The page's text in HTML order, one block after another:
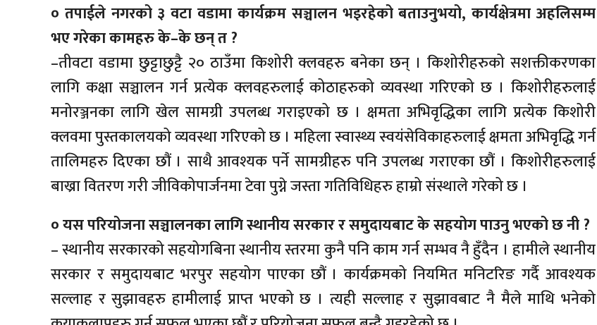
० तपाईले नगरको ३ वटा वडामा कार्यक्रम सञ्चालन भइरहेको बताउनुभयो, कार्यक्षेत्रमा अहलिसम्म
भए गरेका कामहरु के–के छन् त ?
–तीवटा वडामा छुट्टाछुट्टै २० ठाउँमा किशोरी क्लवहरु बनेका छन् । किशोरीहरुको सशक्तीकरणका
लागि कक्षा सञ्चालन गर्न प्रत्येक क्लवहरुलाई कोठाहरुको व्यवस्था गरिएको छ । किशोरीहरुलाई
मनोरञ्जनका लागि खेल सामग्री उपलब्ध गराइएको छ । क्षमता अभिवृद्धिका लागि प्रत्येक किशोरी
क्लवमा पुस्तकालयको व्यवस्था गरिएको छ । महिला स्वास्थ्य स्वयंसेविकाहरुलाई क्षमता अभिवृद्धि गर्न
तालिमहरु दिएका छौं । साथै आवश्यक पर्ने सामग्रीहरु पनि उपलब्ध गराएका छौं । किशोरीहरुलाई
बाख्रा वितरण गरी जीविकोपार्जनमा टेवा पुग्ने जस्ता गतिविधिहरु हाम्रो संस्थाले गरेको छ ।
० यस परियोजना सञ्चालनका लागि स्थानीय सरकार र समुदायबाट के सहयोग पाउनु भएको छ नी ?
– स्थानीय सरकारको सहयोगबिना स्थानीय स्तरमा कुनै पनि काम गर्न सम्भव नै हुँदैन । हामीले स्थानीय
सरकार र समुदायबाट भरपुर सहयोग पाएका छौं । कार्यक्रमको नियमित मनिटरिङ गर्दै आवश्यक
सल्लाह र सुझावहरु हामीलाई प्राप्त भएको छ । त्यही सल्लाह र सुझावबाट नै मैले माथि भनेको